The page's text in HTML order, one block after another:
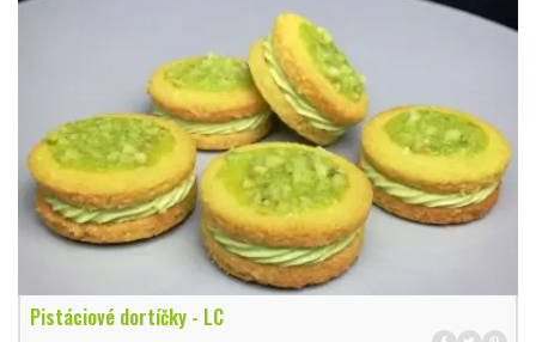
Pistáciové dortíčky - LC